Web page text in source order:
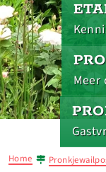
Meer
Home